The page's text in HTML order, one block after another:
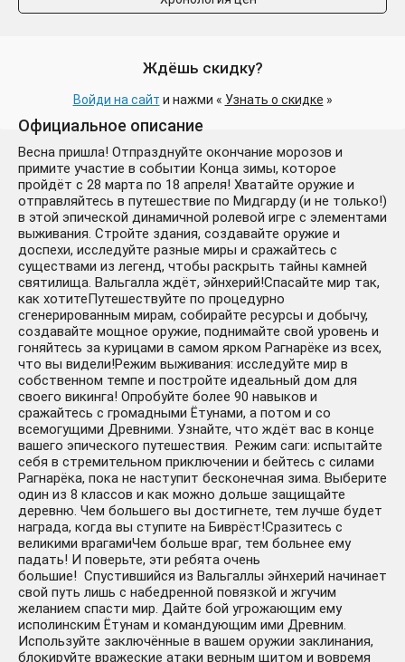
🔥 Tribes of Midgard 💳 Steam
Ключ GLOBAL + 🧾Чек
✅Tribes of Midgard \
Deluxe Edition⚫STEAM🔑
КЛЮЧ🌎РФ+МИР
189 ₽
Tribes of Midgard - Deluxe
Content DLC STEAM ⚡️АВТО
351 ₽
-148 руб.
Ждёшь скидку?
Войди на сайт и нажми « Узнать о скидке »
Официальное описание
Весна пришла! Отпразднуйте окончание морозов и
примите участие в событии Конца зимы, которое
пройдёт с 28 марта по 18 апреля! Хватайте оружие и
отправляйтесь в путешествие по Мидгарду (и не только!)
в этой эпической динамичной ролевой игре с элементами
выживания. Стройте здания, создавайте оружие и
доспехи, исследуйте разные миры и сражайтесь с
существами из легенд, чтобы раскрыть тайны камней
святилища. Вальгалла ждёт, эйнхерий!Спасайте мир так,
как хотитеПутешествуйте по процедурно
сгенерированным мирам, собирайте ресурсы и добычу,
создавайте мощное оружие, поднимайте свой уровень и
гоняйтесь за курицами в самом ярком Рагнарёке из всех,
что вы видели!Режим выживания: исследуйте мир в
собственном темпе и постройте идеальный дом для
своего викинга! Опробуйте более 90 навыков и
сражайтесь с громадными Ётунами, а потом и со
всемогущими Древними. Узнайте, что ждёт вас в конце
вашего эпического путешествия. Режим саги: испытайте
себя в стремительном приключении и бейтесь с силами
Рагнарёка, пока не наступит бесконечная зима. Выберите
один из 8 классов и как можно дольше защищайте
деревню. Чем большего вы достигнете, тем лучше будет
награда, когда вы ступите на Биврёст!Сразитесь с
великими врагамиЧем больше враг, тем больнее ему
падать! И поверьте, эти ребята очень
большие! Спустившийся из Вальгаллы эйнхерий начинает
свой путь лишь с набедренной повязкой и жгучим
желанием спасти мир. Дайте бой угрожающим ему
исполинским Ётунам и командующим ими Древним.
Используйте заключённые в вашем оружии заклинания,
блокируйте вражеские атаки верным щитом и вовремя